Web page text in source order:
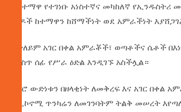
በከተማዋ የተገነቡ አነስተኛና መካከለኛ የኢንዱስትሪ
ሼዶች ከተማዋን ከሸማችነት ወደ አምራችነት
በተለይም አገር በቀል አምራቾች፣ ወጣቶችና ሴቶች
ውስጥ ሰፊ የሥራ ዕድል እንዲገኙ አስችሏል።
የኑሮ ውድነቱን በዘላቂነት ለመቅረፍ እና አገር በቀል
የኢኮኖሚ ጥንካሬን ለመገንባትም ትልቅ መሠረት